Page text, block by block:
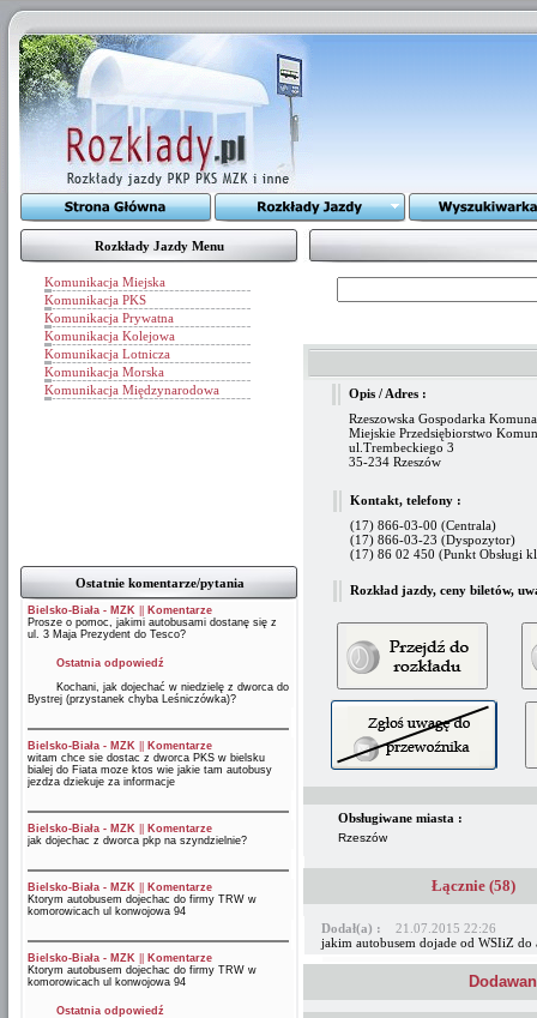
Rozkłady Jazdy Menu
Komunikacja Miejska
Komunikacja PKS
Komunikacja Prywatna
Komunikacja Kolejowa
Komunikacja Lotnicza
Komunikacja Morska
Komunikacja Międzynarodowa
Ostatnie komentarze/pytania
Bielsko-Biała - MZK
Komentarze
Prosze o pomoc, jakimi autobusami dostanę się z
ul. 3 Maja Prezydent do Tesco?
Ostatnia odpowiedź
Kochani, jak dojechać w niedzielę z dworca do
Bystrej (przystanek chyba Leśniczówka)?
Bielsko-Biała - MZK
Komentarze
witam chce sie dostac z dworca PKS w bielsku
bialej do Fiata moze ktos wie jakie tam autobusy
jezdza dziekuje za informacje
Bielsko-Biała - MZK
Komentarze
jak dojechac z dworca pkp na szyndzielnie?
Bielsko-Biała - MZK
Komentarze
Ktorym autobusem dojechac do firmy TRW w
komorowicach ul konwojowa 94
Bielsko-Biała - MZK
Komentarze
Ktorym autobusem dojechac do firmy TRW w
komorowicach ul konwojowa 94
Ostatnia odpowiedź
Opis / Adres :
Rzeszowska Gospodarka
Miejskie Przedsiębiorstwo
ul.Trembeckiego 3
35-234 Rzeszów
Kontakt, telefony :
(17) 866-03-00 (Centrala)
(17) 866-03-23 (Dyspozytor)
(17) 86 02 450 (Punkt Obsługi
Rozkład jazdy, ceny biletów,
Obsługiwane miasta :
Rzeszów
Łącznie (58)
Dodał(a) :
21.07.2015 22:26
jakim autobusem dojade od WSIiZ